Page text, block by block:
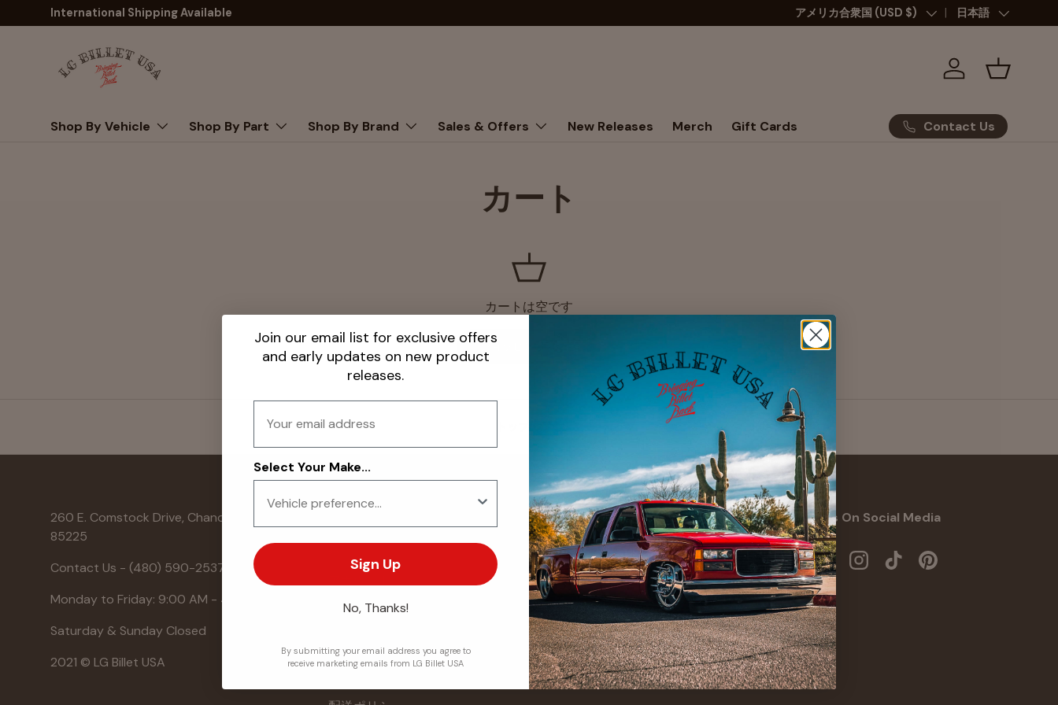
コンテンツへスキップ
International Shipping Available 国/地域
アメリカ合衆国 (USD $) 言語 日本語
ログインバスケッ
Shop By Vehicle Shop By Part Shop By Brand Sales & Offers New Releases Merch Gift Cards Contact Us
カート
カートは空です
ショッピングを開始
260 E. Comstock Drive, Chandler, AZ
85225
Contact Us - (480) 590-2537
Monday to Friday: 9:00 AM - 4:00 PM
Saturday & Sunday Closed
2021 © LG Billet USA
私たちについて
お問い合わせ
Newsletter
Sign up for exclusive offers, original
stories, events and more.
電子メール サブスクリプションする
Follow Us On Social Media
FacebookYouTubeInstagramTikTokPinterest
Join our email list for exclusive offers
and early updates on new product
releases.
Select Your Make...
Sign Up
No, Thanks!
By submitting your email address you agree to
receive marketing emails from LG Billet USA